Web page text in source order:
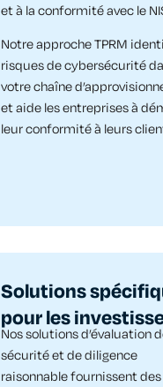
et à la conformité avec le
Notre approche TPRM
risques de cybersécurité
votre chaîne
et aide les entreprises à
leur conformité à leurs
Solutions
pour les
Nos solutions d’évaluation
sécurité et de diligence
raisonnable fournissent des